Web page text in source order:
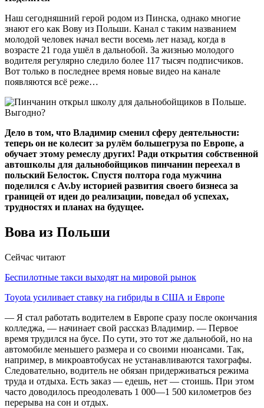
Наш сегодняшний герой родом из Пинска, однако многие
знают его как Вову из Польши. Канал с таким названием
молодой человек начал вести восемь лет назад, когда в
возрасте 21 года ушёл в дальнобой. За жизнью молодого
водителя регулярно следило более 117 тысяч подписчиков.
Вот только в последнее время новые видео на канале
появляются всё реже…
Дело в том, что Владимир сменил сферу деятельности:
теперь он не колесит за рулём большегруза по Европе, а
обучает этому ремеслу других! Ради открытия собственной
автошколы для дальнобойщиков пинчанин переехал в
польский Белосток. Спустя полтора года мужчина
поделился с Av.by историей развития своего бизнеса за
границей от идеи до реализации, поведал об успехах,
трудностях и планах на будущее.
Вова из Польши
Сейчас читают
Беспилотные такси выходят на мировой рынок
Toyota усиливает ставку на гибриды в США и Европе
— Я стал работать водителем в Европе сразу после окончания
колледжа, — начинает свой рассказ Владимир. — Первое
время трудился на бусе. По сути, это тот же дальнобой, но на
автомобиле меньшего размера и со своими нюансами. Так,
например, в микроавтобусах не устанавливаются тахографы.
Следовательно, водитель не обязан придерживаться режима
труда и отдыха. Есть заказ — едешь, нет — стоишь. При этом
часто доводилось преодолевать 1 000—1 500 километров без
перерыва на сон и отдых.